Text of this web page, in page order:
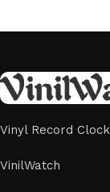
Vinyl Record Clock
VinilWatch